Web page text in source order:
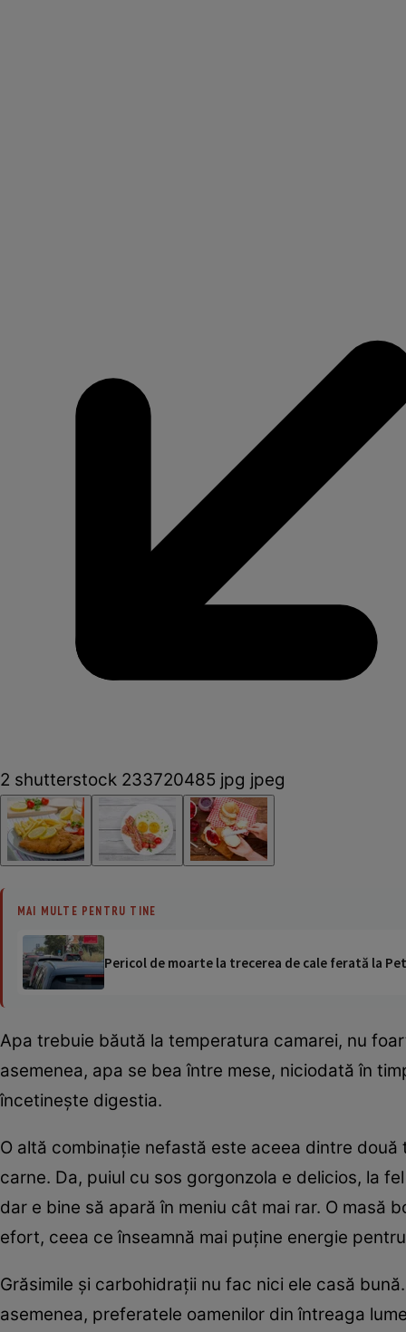
2 shutterstock 233720485 jpg jpeg
MAI MULTE PENTRU TINE
Pericol de moarte la trecerea de cale ferată la
Apa trebuie băută la temperatura camarei, nu
asemenea, apa se bea între mese, niciodată în
încetineşte digestia.
O altă combinaţie nefastă este aceea dintre
carne. Da, puiul cu sos gorgonzola e delicios, la
dar e bine să apară în meniu cât mai rar. O
efort, ceea ce înseamnă mai puţine energie
Grăsimile şi carbohidraţii nu fac nici ele casă
asemenea, preferatele oamenilor din întreaga